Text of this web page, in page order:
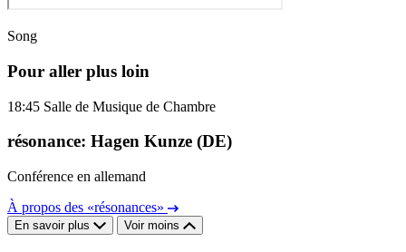
Song
Pour aller plus loin
18:45 Salle de Musique de Chambre
résonance: Hagen Kunze (DE)
Conférence en allemand
À propos des «résonances»
En savoir plus Voir moins